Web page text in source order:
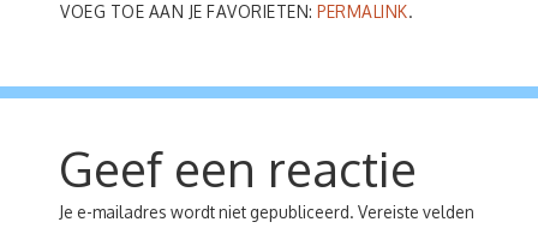
VOEG TOE AAN JE FAVORIETEN: PERMALINK.
Geef een reactie
Je e-mailadres wordt niet gepubliceerd. Vereiste velden